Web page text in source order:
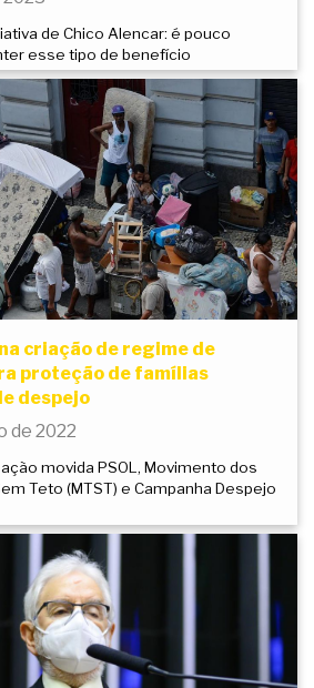
de Chico Alencar: é pouco
esse tipo de benefício
criação de regime de
proteção de famílias
despejo
de 2022
movida PSOL, Movimento dos
Teto (MTST) e Campanha Despejo